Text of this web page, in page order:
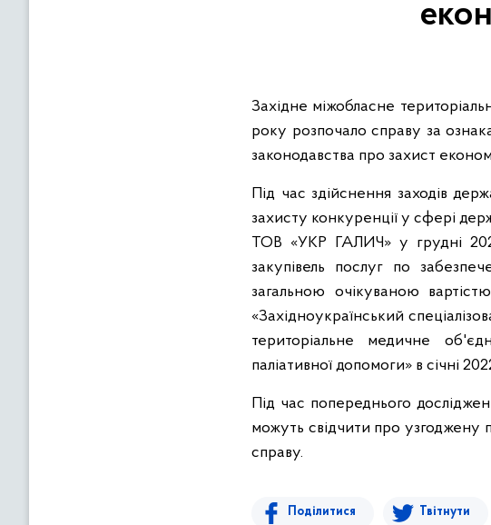
Західне міжобласне
року розпочало справу за
законодавства про захист
Під час здійснення заходів
захисту конкуренції у сфері
ТОВ «УКР ГАЛИЧ» у грудні
закупівель послуг по
загальною очікуваною
«Західноукраїнський
територіальне медичне
паліативної допомоги» в січні
Під час попереднього
можуть свідчити про узгоджену
справу.
Поділитися Твітнути